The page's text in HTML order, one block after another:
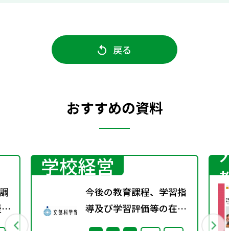
戻る
おすすめの資料
学校経営
今後の教育課程、学習指
導及び学習評価等の在り
方に関する有識者検討会